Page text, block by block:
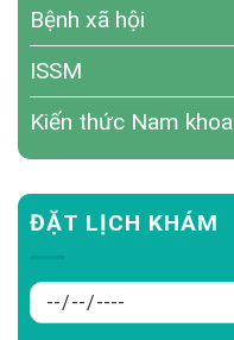
Bệnh xã hội
ISSM
Kiến thức Nam khoa
ĐẶT LỊCH KHÁM